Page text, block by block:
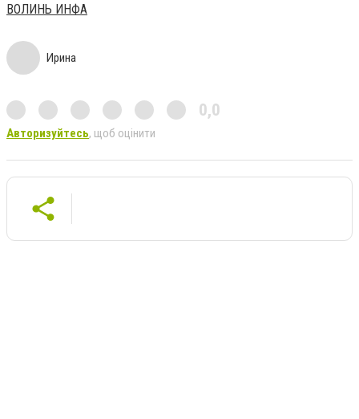
ВОЛИНЬ ИНФА
Ирина
0,0
Авторизуйтесь, щоб оцінити